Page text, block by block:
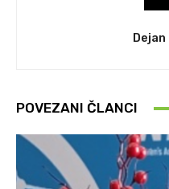
POVEZANI ČLANCI